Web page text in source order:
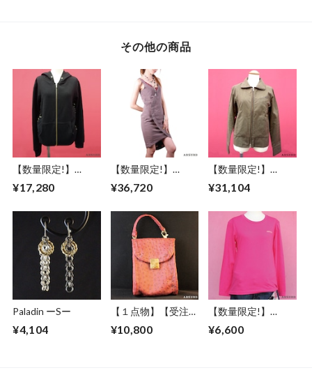
その他の商品
【数量限定!】
両サイド レース ベ
フード アブサード
VENTILATION
¥17,280
【数量限定!】
ンピース 着物 襟元
イン 裏地和柄 アブ
サード CUTLASS
¥36,720
【数量限定!】
カーキ KHAKI レデ
サード THUNDR
BOLT（K）
¥31,104
Paladin ーSー
¥4,104
【１点物】【受注制
ダーメイド ポーチ
¥10,800
【数量限定!】
シャツ メンズ レデ
¥6,600